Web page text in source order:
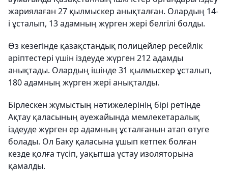
жариялаған 27 қылмыскер анықталған. Олардың 14-
і ұсталып, 13 адамның жүрген жері белгілі болды.
Өз кезегінде қазақстандық полицейлер ресейлік
әріптестері үшін іздеуде жүрген 212 адамды
анықтады. Олардың ішінде 31 қылмыскер ұсталып,
180 адамның жүрген жері анықталды.
Бірлескен жұмыстың нәтижелерінің бірі ретінде
Ақтау қаласының әуежайында мемлекетаралық
іздеуде жүрген ер адамның ұсталғанын атап өтуге
болады. Ол Баку қаласына ұшып кетпек болған
кезде қолға түсіп, уақытша ұстау изоляторына
қамалды.